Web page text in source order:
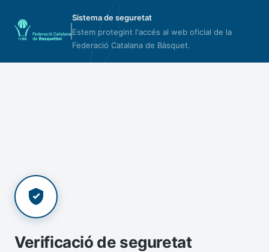
Sistema de seguretat
Estem protegint l'accés al web oficial de la
Federació Catalana de Bàsquet.
Verificació de seguretat